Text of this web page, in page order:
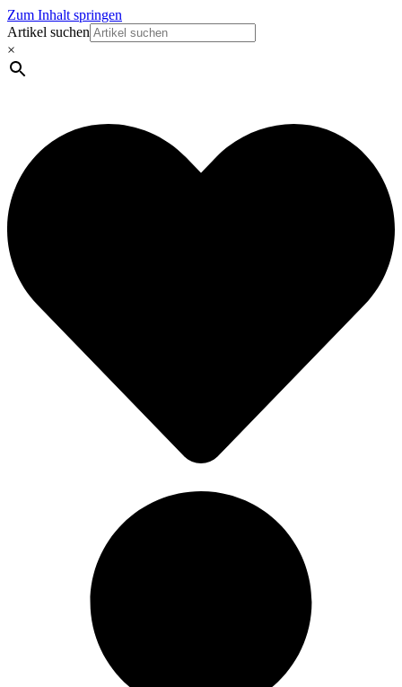
Zum Inhalt springen
Artikel suchen
×